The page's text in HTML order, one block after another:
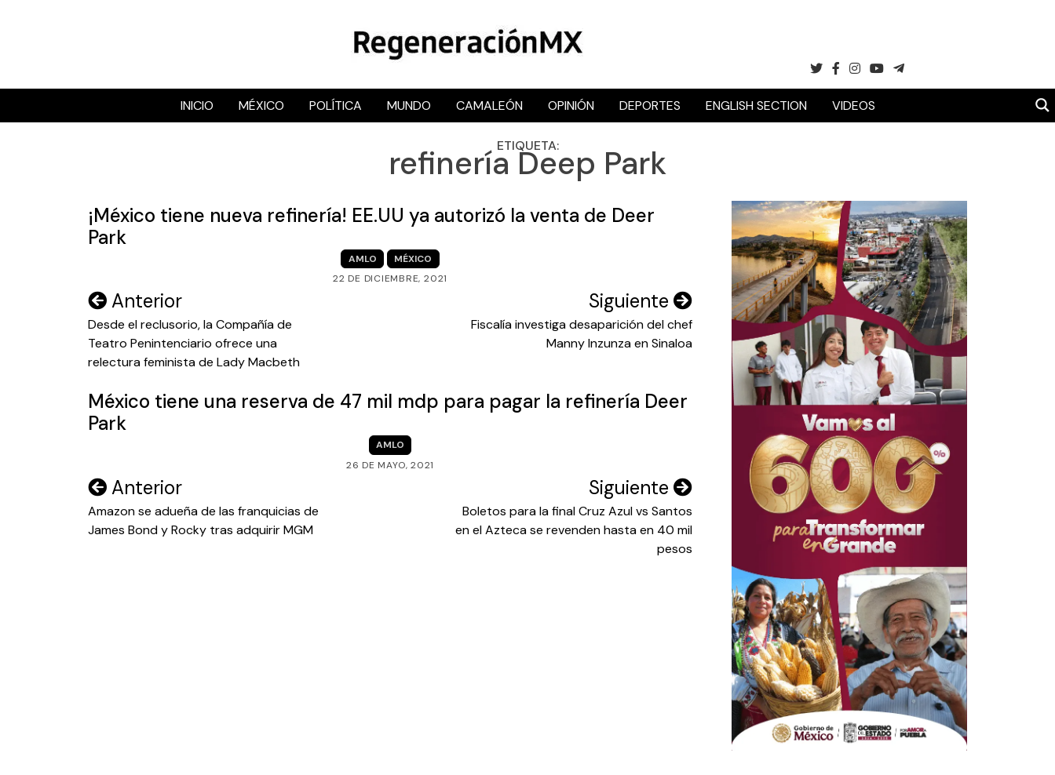
RegeneraciónMX
Sitio de noticias libre e independiente
INICIO MÉXICO POLÍTICA MUNDO CAMALEÓN OPINIÓN DEPORTES ENGLISH SECTION VIDEOS
ETIQUETA:
refinería Deep Park
¡México tiene nueva refinería! EE.UU ya autorizó la venta de Deer
Park
AMLO
MÉXICO
22 DE DICIEMBRE, 2021
Navegación
de
entradas
Anterior
Desde el reclusorio, la Compañía de
Teatro Penintenciario ofrece una
relectura feminista de Lady Macbeth
Siguiente
Fiscalía investiga desaparición del chef
Manny Inzunza en Sinaloa
México tiene una reserva de 47 mil mdp para pagar la refinería Deer
Park
AMLO
26 DE MAYO, 2021
Navegación
de
entradas
Anterior
Amazon se adueña de las franquicias de
James Bond y Rocky tras adquirir MGM
Siguiente
Boletos para la final Cruz Azul vs Santos
en el Azteca se revenden hasta en 40 mil
pesos